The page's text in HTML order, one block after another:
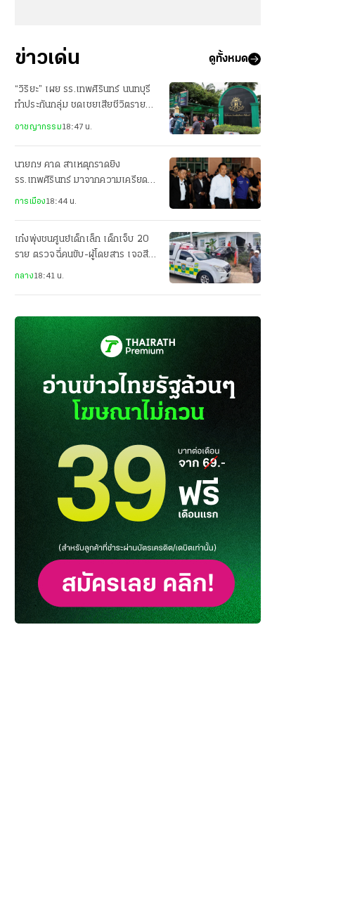
ข่าวเด่น ดูทั้งหมด
“วิริยะ” เผย รร.เทพศิรินทร์ นนทบุรี
ทำประกันกลุ่ม ชดเชยเสียชีวิตรายละ
อาชญากรรม18:47 น.
นายกฯ คาด สาเหตุกราดยิง
รร.เทพศิรินทร์ มาจากความเครียด
ถูกกดดันเรื่องเรียน
การเมือง18:44 น.
เก๋งพุ่งชนศูนย์เด็กเล็ก เด็กเจ็บ 20
ราย ตรวจฉี่คนขับ-ผู้โดยสาร เจอสี
กลาง18:41 น.